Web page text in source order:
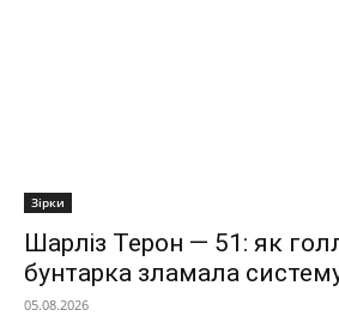
Зірки
Шарліз Терон — 51: як
бунтарка зламала
05.08.2026